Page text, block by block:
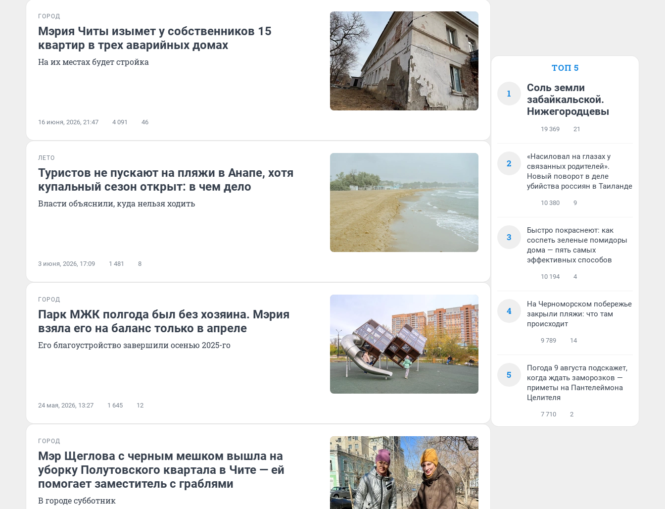
ГОРОД
Мэрия Читы изымет у собственников 15
квартир в трех аварийных домах
На их местах будет стройка
16 июня, 2026, 21:47 4 091 46
ЛЕТО
Туристов не пускают на пляжи в Анапе, хотя
купальный сезон открыт: в чем дело
Власти объяснили, куда нельзя ходить
3 июня, 2026, 17:09 1 481 8
ГОРОД
Парк МЖК полгода был без хозяина. Мэрия
взяла его на баланс только в апреле
Его благоустройство завершили осенью 2025-го
24 мая, 2026, 13:27 1 645 12
ГОРОД
Мэр Щеглова с черным мешком вышла на
уборку Полутовского квартала в Чите — ей
помогает заместитель с граблями
В городе субботник
ТОП 5
1
Соль земли
забайкальской.
Нижегородцевы
19 369 21
2
«Насиловал на глазах у
связанных родителей».
Новый поворот в деле
убийства россиян в Таиланде
10 380 9
3
Быстро покраснеют: как
соспеть зеленые помидоры
дома — пять самых
эффективных способов
10 194 4
4
На Черноморском побережье
закрыли пляжи: что там
происходит
9 789 14
5
Погода 9 августа подскажет,
когда ждать заморозков —
приметы на Пантелеймона
Целителя
7 710 2